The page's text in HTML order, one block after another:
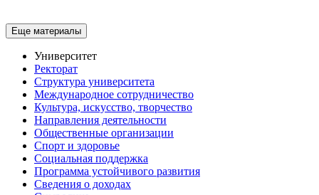
Еще материалы
Университет
Ректорат
Структура университета
Международное сотрудничество
Культура, искусство, творчество
Направления деятельности
Общественные организации
Спорт и здоровье
Социальная поддержка
Программа устойчивого развития
Сведения о доходах